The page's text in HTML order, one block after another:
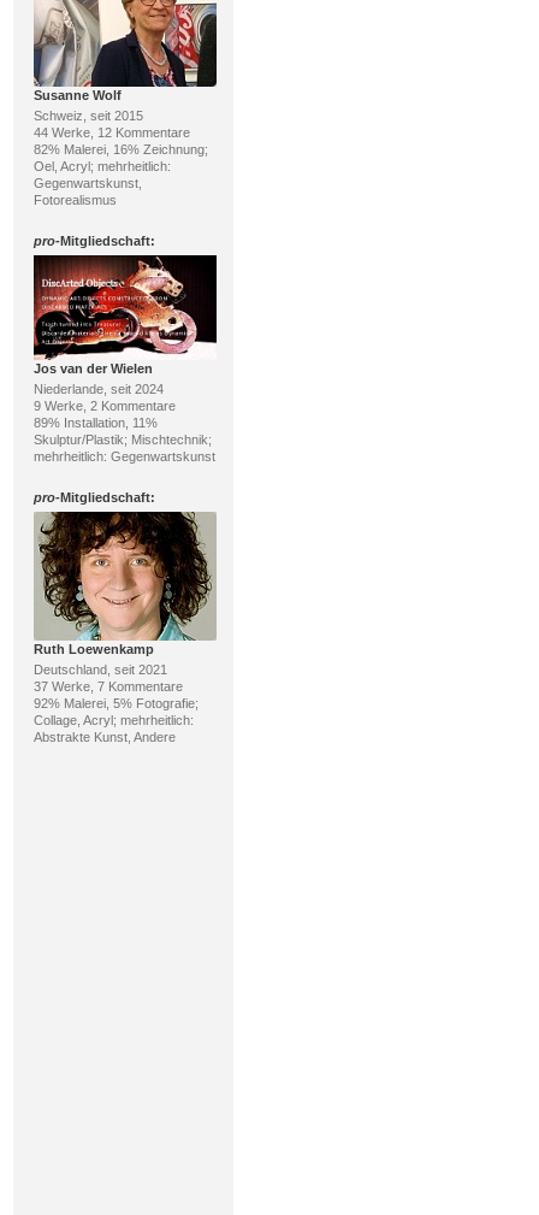
Susanne Wolf
Schweiz, seit 2015
44 Werke, 12 Kommentare
82% Malerei, 16% Zeichnung;
Oel, Acryl; mehrheitlich:
Gegenwartskunst,
Fotorealismus
pro-Mitgliedschaft:
Jos van der Wielen
Niederlande, seit 2024
9 Werke, 2 Kommentare
89% Installation, 11%
Skulptur/Plastik; Mischtechnik;
mehrheitlich: Gegenwartskunst
pro-Mitgliedschaft:
Ruth Loewenkamp
Deutschland, seit 2021
37 Werke, 7 Kommentare
92% Malerei, 5% Fotografie;
Collage, Acryl; mehrheitlich:
Abstrakte Kunst, Andere